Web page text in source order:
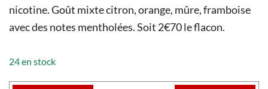
nicotine. Goût mixte citron, orange, mûre, framboise
avec des notes mentholées. Soit 2€70 le flacon.
24 en stock